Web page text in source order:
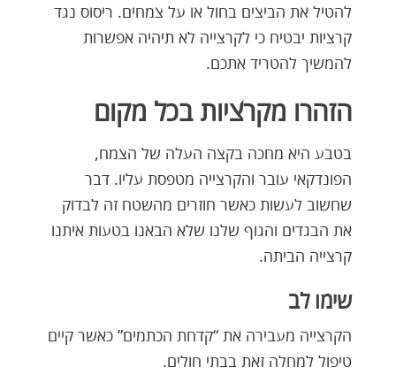
להטיל את הביצים בחול או על צמחים. ריסוס נגד
קרציות יבטיח כי לקרצייה לא תיהיה אפשרות
להמשיך להטריד אתכם.
הזהרו מקרציות בכל מקום
בטבע היא מחכה בקצה העלה של הצמח,
הפונדקאי עובר והקרצייה מטפסת עליו. דבר
שחשוב לעשות כאשר חוזרים מהשטח זה לבדוק
את הבגדים והגוף שלנו שלא הבאנו בטעות איתנו
קרצייה הביתה.
שימו לב
הקרצייה מעבירה את “קדחת הכתמים” כאשר קיים
טיפול למחלה זאת בבתי חולים.